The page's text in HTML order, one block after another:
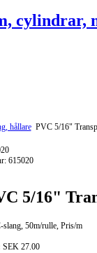
hållare PVC 5/16"
615020
5/16"
slang, 50m/rulle, Pris/m
SEK 27.00